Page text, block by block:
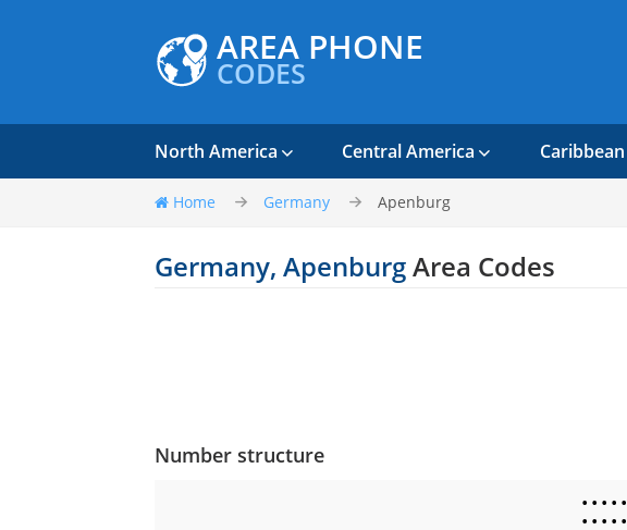
AREA PHONE
CODES
North America Central America Caribbean
Home Germany Apenburg
Germany, ApenburgArea Codes
Number structure
• • • • •
• • • • •